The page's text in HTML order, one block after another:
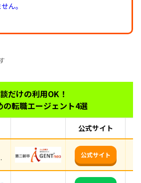
ん。
だけの利用OK！
の転職エージェント4選
公式サイト
公式サイト